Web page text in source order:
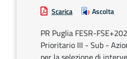
Scarica Ascolta
PR Puglia FESR-
Prioritario III - Sub -